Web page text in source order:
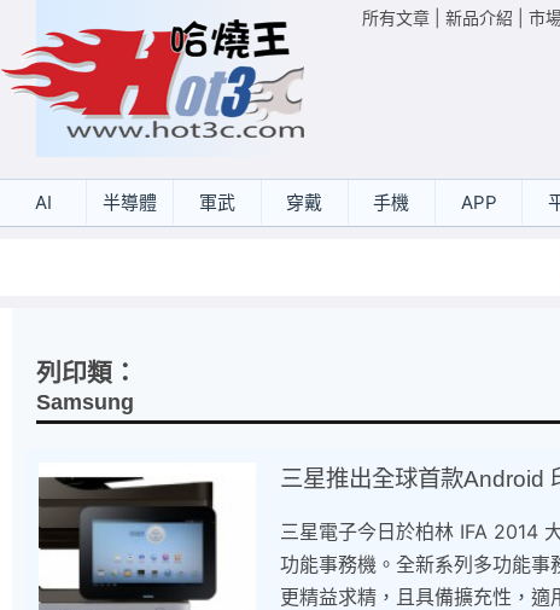
所有文章 新品介紹 市
AI 半導體 軍武 穿戴 手機 APP
列印類：
Samsung
三星推出全球首款Android
三星電子今日於柏林 IFA 2014
功能事務機。全新系列多功能
更精益求精，且具備擴充性，適